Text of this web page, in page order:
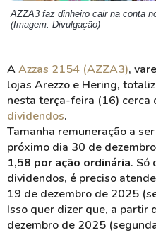
AZZA3 faz dinheiro cair na conta
(Imagem: Divulgação)
AAzzas 2154 (AZZA3),
lojas Arezzo e Hering,
nesta terça-feira (16) cerca
dividendos.
Tamanha remuneração a
próximo dia 30 de
1,58 por ação ordinária. Só
dividendos, é preciso
19 de dezembro de 2025
Isso quer dizer que, a partir
dezembro de 2025